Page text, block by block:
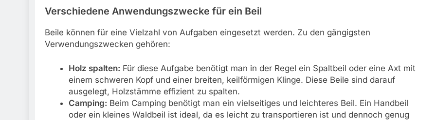
Verschiedene Anwendungszwecke für ein Beil
Beile können für eine Vielzahl von Aufgaben eingesetzt werden. Zu den gängigsten
Verwendungszwecken gehören:
Holz spalten: Für diese Aufgabe benötigt man in der Regel ein Spaltbeil oder eine Axt mit
einem schweren Kopf und einer breiten, keilförmigen Klinge. Diese Beile sind darauf
ausgelegt, Holzstämme effizient zu spalten.
Camping: Beim Camping benötigt man ein vielseitiges und leichteres Beil. Ein Handbeil
oder ein kleines Waldbeil ist ideal, da es leicht zu transportieren ist und dennoch genug